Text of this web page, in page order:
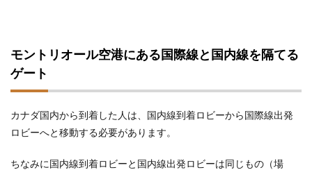
モントリオール空港にある国際線と国内線を隔てる
ゲート
カナダ国内から到着した人は、国内線到着ロビーから国際線出発
ロビーへと移動する必要があります。
ちなみに国内線到着ロビーと国内線出発ロビーは同じもの（場